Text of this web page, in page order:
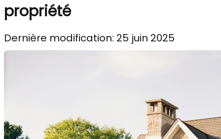
propriété
Dernière modification: 25 juin 2025